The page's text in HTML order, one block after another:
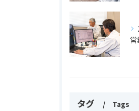
タグ Tags